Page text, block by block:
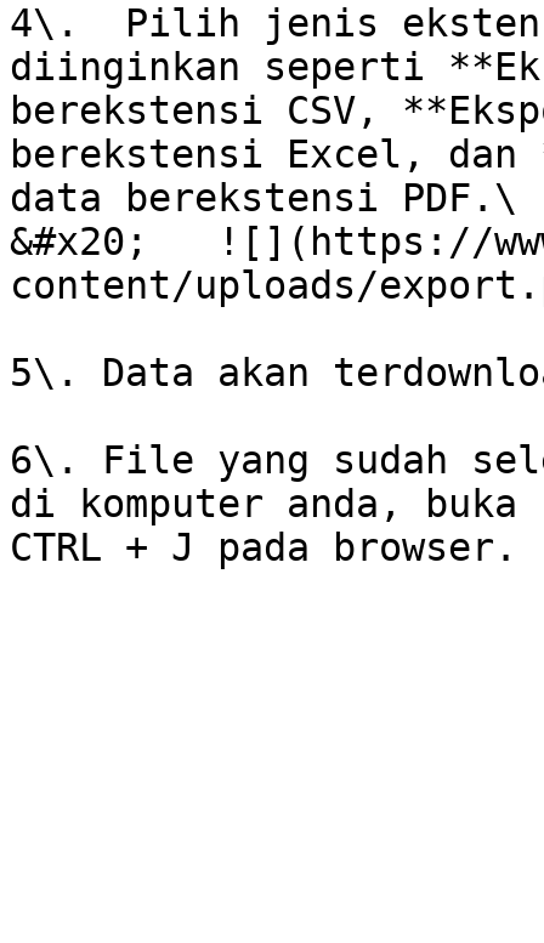
4\.  Pilih jenis
diinginkan seperti
berekstensi CSV,
berekstensi Excel, dan
data berekstensi PDF.\
&#x20;   ![](https://
content/uploads/
5\. Data akan
6\. File yang sudah
di komputer anda,